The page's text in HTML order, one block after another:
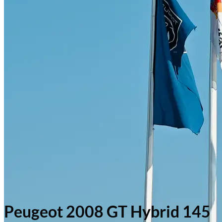
Peugeot 2008 GT Hybrid 145